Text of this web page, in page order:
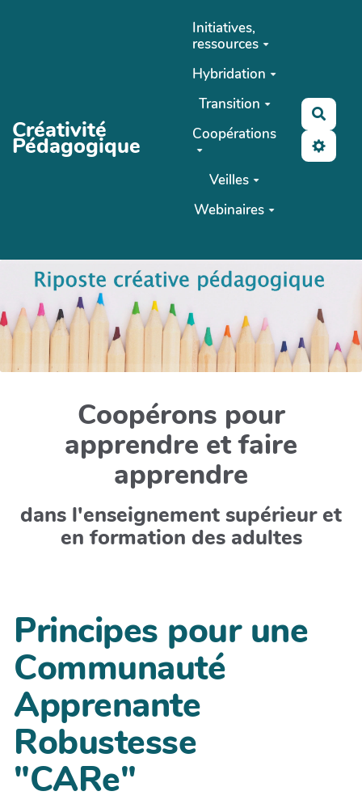
Créativité
Pédagogique
Initiatives,
ressources
Hybridation
Transition
Coopérations
Veilles
Webinaires
Coopérons pour
apprendre et faire
apprendre
dans l'enseignement supérieur et
en formation des adultes
Principes pour une
Communauté
Apprenante
Robustesse
"CARe"